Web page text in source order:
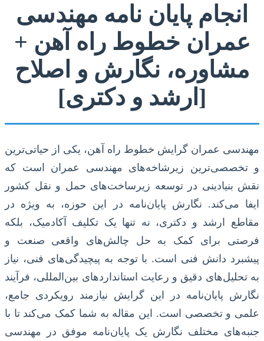
انجام پایان نامه مهندسی
عمران خطوط راه آهن +
مشاوره، نگارش و اصلاح
[ارشد و دکتری]
مهندسی عمران گرایش خطوط راه آهن، یکی از حیاتی‌ترین
و تخصصی‌ترین زیرشاخه‌های مهندسی عمران است که
نقش بنیادینی در توسعه زیرساخت‌های حمل و نقل کشور
ایفا می‌کند. نگارش پایان‌نامه در این حوزه، به ویژه در
مقاطع ارشد و دکتری، نه تنها یک تکلیف آکادمیک، بلکه
فرصتی برای کمک به حل چالش‌های واقعی صنعت و
پیشبرد دانش فنی است. با توجه به پیچیدگی‌های فنی، نیاز
به تحلیل‌های دقیق و رعایت استانداردهای بین‌المللی، فرآیند
نگارش پایان‌نامه در این گرایش نیازمند رویکردی جامع،
علمی و تخصصی است. این مقاله به شما کمک می‌کند تا با
جنبه‌های مختلف نگارش یک پایان‌نامه موفق در مهندسی